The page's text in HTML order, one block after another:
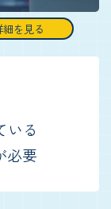
細を見る
いる
必要